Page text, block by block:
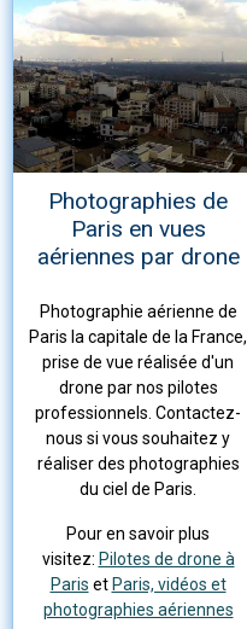
Photographies de
Paris en vues
aériennes par drone
Photographie aérienne de
Paris la capitale de la France,
prise de vue réalisée d'un
drone par nos pilotes
professionnels. Contactez-
nous si vous souhaitez y
réaliser des photographies
du ciel de Paris.
Pour en savoir plus
visitez: Pilotes de drone à
Paris et Paris, vidéos et
photographies aériennes